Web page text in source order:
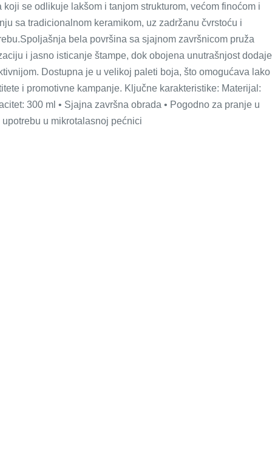
se odlikuje lakšom i tanjom strukturom, većom finoćom i
sa tradicionalnom keramikom, uz zadržanu čvrstoću i
bela površina sa sjajnom završnicom pruža
i jasno isticanje štampe, dok obojena unutrašnjost dodaje
Dostupna je u velikoj paleti boja, što omogućava lako
i promotivne kampanje. Ključne karakteristike: Materijal:
300 ml • Sjajna završna obrada • Pogodno za pranje u
u mikrotalasnoj pećnici